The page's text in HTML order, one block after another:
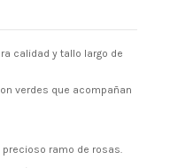
calidad y tallo largo de
verdes que acompañan
ramo de rosas.